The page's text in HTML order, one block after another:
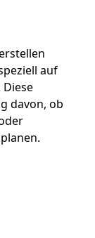
auf
davon, ob